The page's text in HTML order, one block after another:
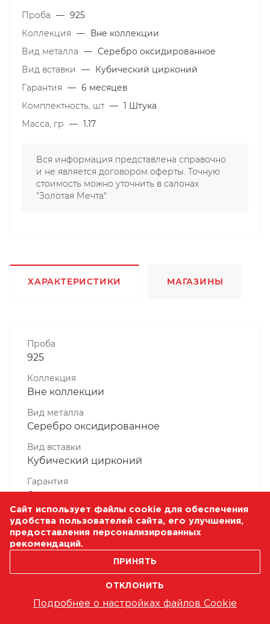
Проба — 925
Коллекция — Вне коллекции
Вид металла — Серебро оксидированное
Вид вставки
— Кубический цирконий
Гарантия — 6 месяцев
Комплектность, шт — 1 Штука
Масса, гр — 1.17
Вся информация представлена справочно
и не является договором оферты. Точную
стоимость можно уточнить в салонах
"Золотая Мечта"
ХАРАКТЕРИСТИКИ МАГАЗИНЫ
Проба
925
Коллекция
Вне коллекции
Вид металла
Серебро оксидированное
Вид вставки
Кубический цирконий
Гарантия
6 месяцев
Комплектность, шт
1 Штука
Масса, гр
Сайт использует файлы cookie для обеспечения
удобства пользователей сайта, его улучшения,
предоставления персонализированных
рекомендаций.
ПРИНЯТЬ
ОТКЛОНИТЬ
Подробнее о настройках файлов Cookie